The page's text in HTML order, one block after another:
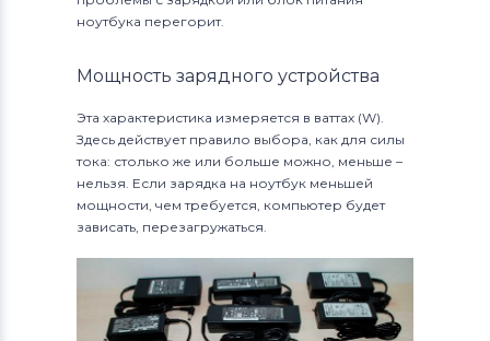
ноутбука перегорит.
Мощность зарядного устройства
Эта характеристика измеряется в ваттах (W).
Здесь действует правило выбора, как для силы
тока: столько же или больше можно, меньше –
нельзя. Если зарядка на ноутбук меньшей
мощности, чем требуется, компьютер будет
зависать, перезагружаться.